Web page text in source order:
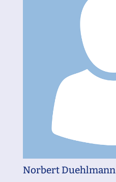
Norbert Duehlmann